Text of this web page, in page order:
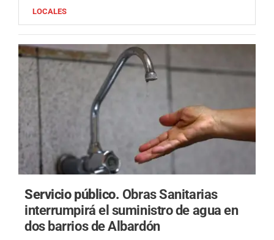
LOCALES
Servicio público. Obras Sanitarias
interrumpirá el suministro de agua en
dos barrios de Albardón